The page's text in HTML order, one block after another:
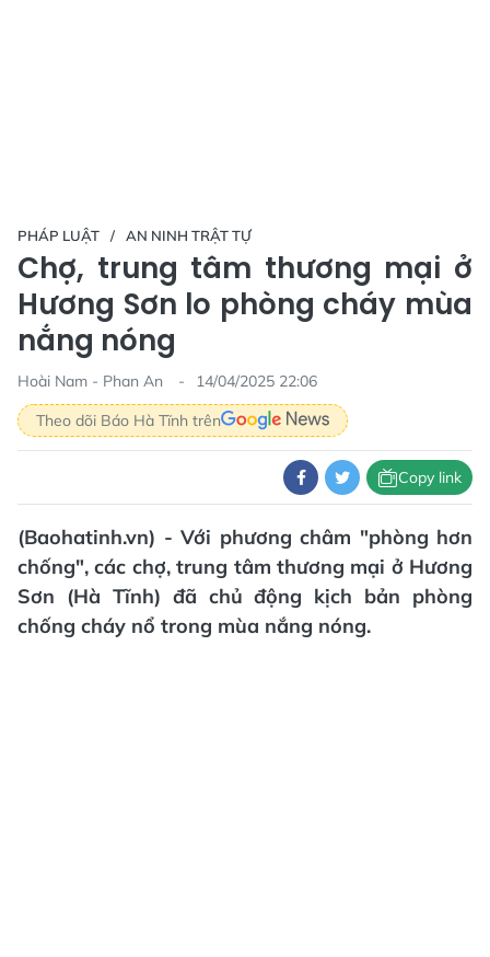
PHÁP LUẬT AN NINH TRẬT TỰ
Chợ, trung tâm thương mại ở
Hương Sơn lo phòng cháy mùa
nắng nóng
Hoài Nam - Phan An
14/04/2025 22:06
Theo dõi Báo Hà Tĩnh trên
Copy link
(Baohatinh.vn) - Với phương châm "phòng hơn
chống", các chợ, trung tâm thương mại ở Hương
Sơn (Hà Tĩnh) đã chủ động kịch bản phòng
chống cháy nổ trong mùa nắng nóng.